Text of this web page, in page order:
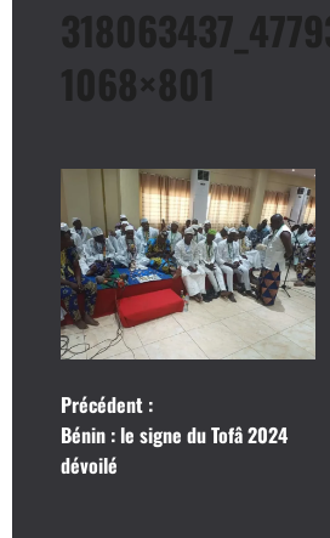
1068×801
N
a
Précédent :
Bénin : le signe du Tofâ 2024
dévoilé